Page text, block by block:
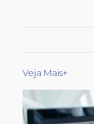
Veja Mais+